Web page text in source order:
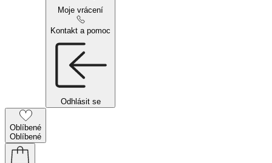
Moje vrácení
Kontakt a pomoc
Odhlásit se
Oblíbené
Oblíbené